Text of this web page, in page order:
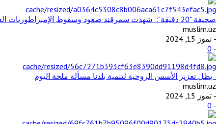
صحيفة "20 دقيقة": شهدت سمرقند صعود وسقوط الإمبراطوريات العظيمة وتفاعل الثقافات والحضارات المختلفة
muslim.uz
- تموز 15, 2024
-
0
يظل تعزيز الأسس الروحية لتنمية بلدنا مسألة ملحة اليوم
muslim.uz
- تموز 15, 2024
-
0